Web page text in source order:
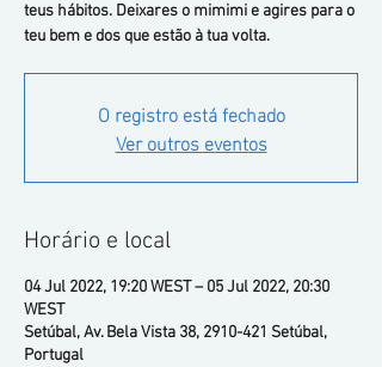
teus hábitos. Deixares o mimimi e agires para o
teu bem e dos que estão à tua volta.
O registro está fechado
Ver outros eventos
Horário e local
04 Jul 2022, 19:20 WEST – 05 Jul 2022, 20:30
WEST
Setúbal, Av. Bela Vista 38, 2910-421 Setúbal,
Portugal